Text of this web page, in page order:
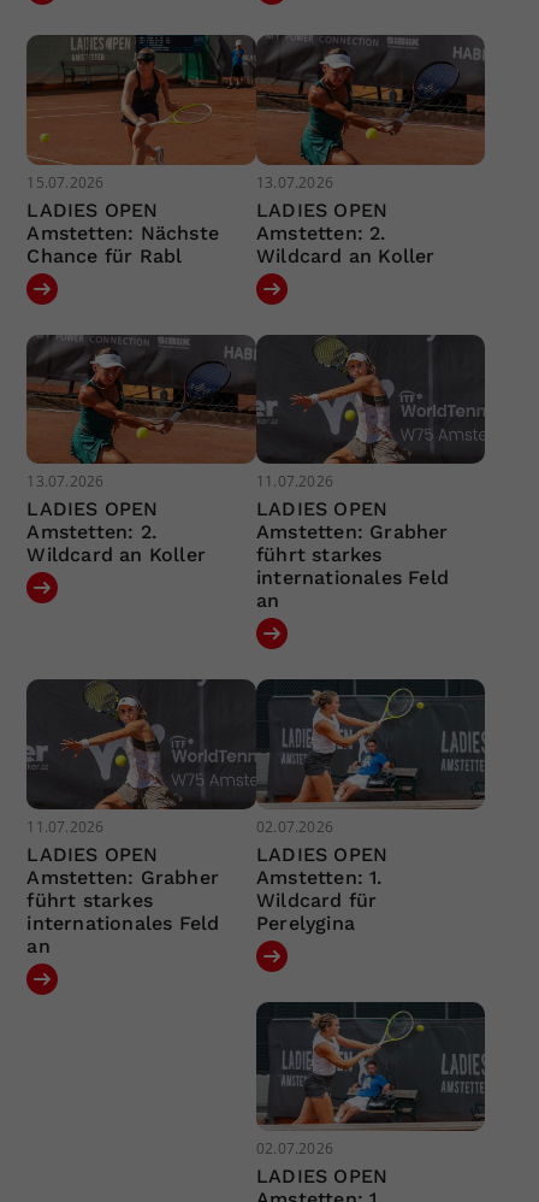
15.07.2026
LADIES OPEN
Amstetten: Nächste
Chance für Rabl
13.07.2026
LADIES OPEN
Amstetten: 2.
Wildcard an Koller
13.07.2026
LADIES OPEN
Amstetten: 2.
Wildcard an Koller
11.07.2026
LADIES OPEN
Amstetten: Grabher
führt starkes
internationales Feld
an
11.07.2026
LADIES OPEN
Amstetten: Grabher
führt starkes
internationales Feld
an
02.07.2026
LADIES OPEN
Amstetten: 1.
Wildcard für
Perelygina
02.07.2026
LADIES OPEN